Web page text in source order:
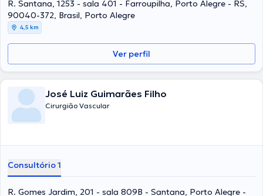
R. Santana, 1253 - sala 401 - Farroupilha, Porto Alegre - RS,
90040-372, Brasil, Porto Alegre
4,5 km
Ver perfil
José Luiz Guimarães Filho
Cirurgião Vascular
Consultório 1
R. Gomes Jardim, 201 - sala 809B - Santana, Porto Alegre -